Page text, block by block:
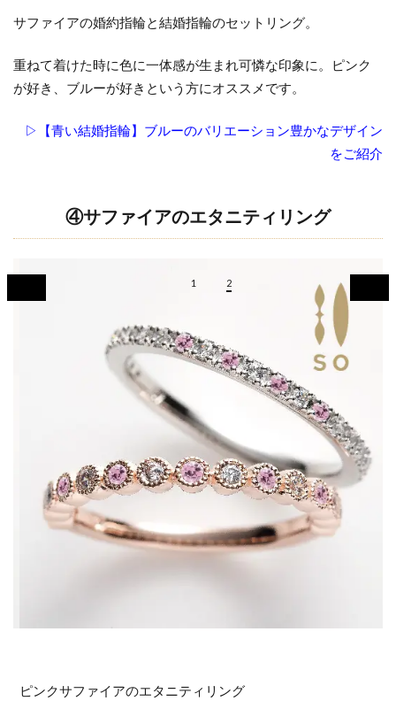
サファイアの婚約指輪と結婚指輪のセットリング。
重ねて着けた時に色に一体感が生まれ可憐な印象に。ピンク
が好き、ブルーが好きという方にオススメです。
▷【青い結婚指輪】ブルーのバリエーション豊かなデザイン
をご紹介
④サファイアのエタニティリング
ピンクサファイアのエタニティリング
1 2